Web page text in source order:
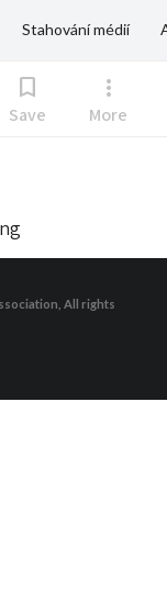
Stahování médií
bookmark
Save
more_vert
More
All rights